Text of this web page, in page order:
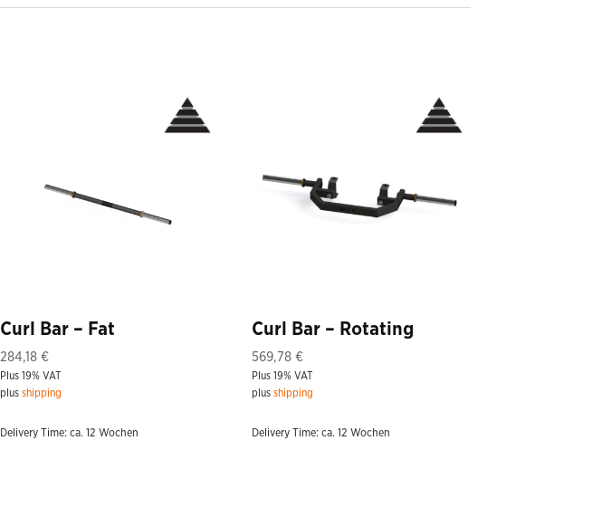
Curl Bar – Fat
284,18€
Plus 19% VAT
plusshipping
Delivery Time: ca. 12 Wochen
Curl Bar – Rotating
569,78€
Plus 19% VAT
plusshipping
Delivery Time: ca. 12 Wochen